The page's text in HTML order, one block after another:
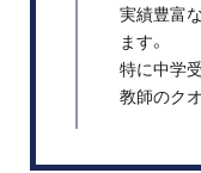
実績豊富
ます。
特に中学
教師のク